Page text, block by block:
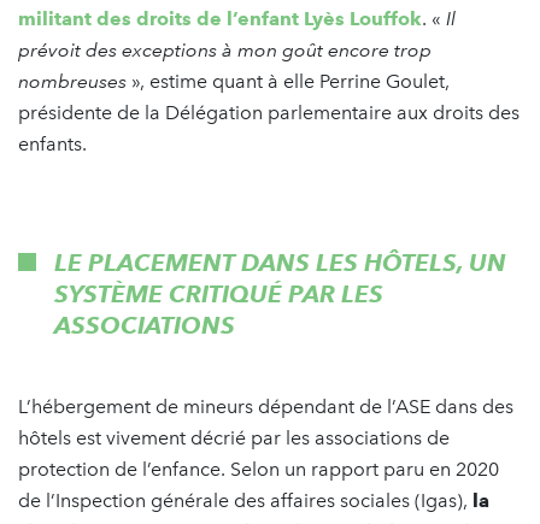
militant des droits de l’enfant Lyès Louffok. « Il
prévoit des exceptions à mon goût encore trop
nombreuses », estime quant à elle Perrine Goulet,
présidente de la Délégation parlementaire aux droits des
enfants.
LE PLACEMENT DANS LES HÔTELS, UN
SYSTÈME CRITIQUÉ PAR LES
ASSOCIATIONS
L’hébergement de mineurs dépendant de l’ASE dans des
hôtels est vivement décrié par les associations de
protection de l’enfance. Selon un rapport paru en 2020
de l’Inspection générale des affaires sociales (Igas), la